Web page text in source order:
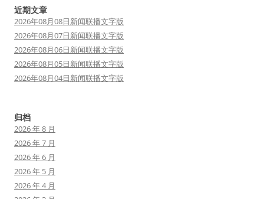
近期文章
2026年08月08日新闻联播文字版
2026年08月07日新闻联播文字版
2026年08月06日新闻联播文字版
2026年08月05日新闻联播文字版
2026年08月04日新闻联播文字版
归档
2026 年 8 月
2026 年 7 月
2026 年 6 月
2026 年 5 月
2026 年 4 月